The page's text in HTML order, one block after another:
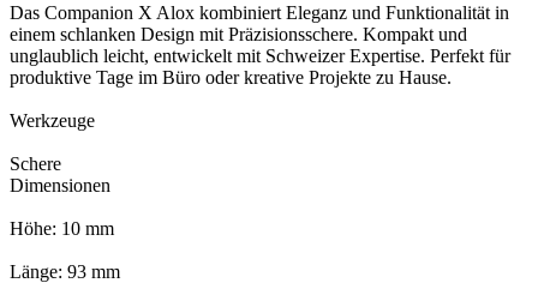
Das Companion X Alox kombiniert Eleganz und Funktionalität in
einem schlanken Design mit Präzisionsschere. Kompakt und
unglaublich leicht, entwickelt mit Schweizer Expertise. Perfekt für
produktive Tage im Büro oder kreative Projekte zu Hause.
Werkzeuge
Schere
Dimensionen
Höhe: 10 mm
Länge: 93 mm